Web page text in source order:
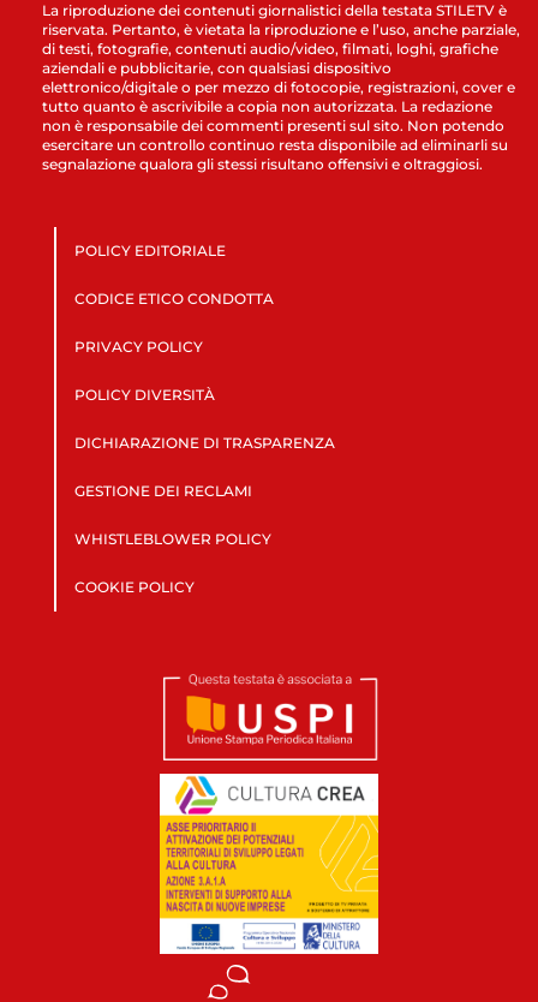
La riproduzione dei contenuti giornalistici della testata STILETV è
riservata. Pertanto, è vietata la riproduzione e l’uso, anche parziale,
di testi, fotografie, contenuti audio/video, filmati, loghi, grafiche
aziendali e pubblicitarie, con qualsiasi dispositivo
elettronico/digitale o per mezzo di fotocopie, registrazioni, cover e
tutto quanto è ascrivibile a copia non autorizzata. La redazione
non è responsabile dei commenti presenti sul sito. Non potendo
esercitare un controllo continuo resta disponibile ad eliminarli su
segnalazione qualora gli stessi risultano offensivi e oltraggiosi.
POLICY EDITORIALE
CODICE ETICO CONDOTTA
PRIVACY POLICY
POLICY DIVERSITÀ
DICHIARAZIONE DI TRASPARENZA
GESTIONE DEI RECLAMI
WHISTLEBLOWER POLICY
COOKIE POLICY